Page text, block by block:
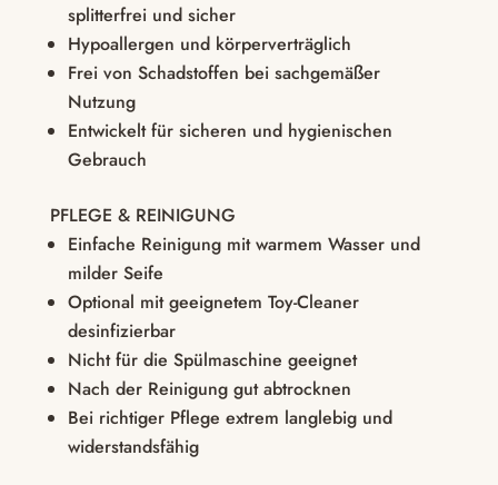
splitterfrei und sicher
Hypoallergen und körperverträglich
Frei von Schadstoffen bei sachgemäßer
Nutzung
Entwickelt für sicheren und hygienischen
Gebrauch
PFLEGE & REINIGUNG
Einfache Reinigung mit warmem Wasser und
milder Seife
Optional mit geeignetem Toy-Cleaner
desinfizierbar
Nicht für die Spülmaschine geeignet
Nach der Reinigung gut abtrocknen
Bei richtiger Pflege extrem langlebig und
widerstandsfähig